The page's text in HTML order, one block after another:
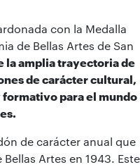
con la Medalla
de Bellas Artes de San
la amplia trayectoria de
de carácter cultural,
para el mundo
de carácter anual que
Artes en 1943. Este